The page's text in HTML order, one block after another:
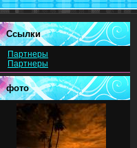
Ссылки
Партнеры
Партнеры
фото